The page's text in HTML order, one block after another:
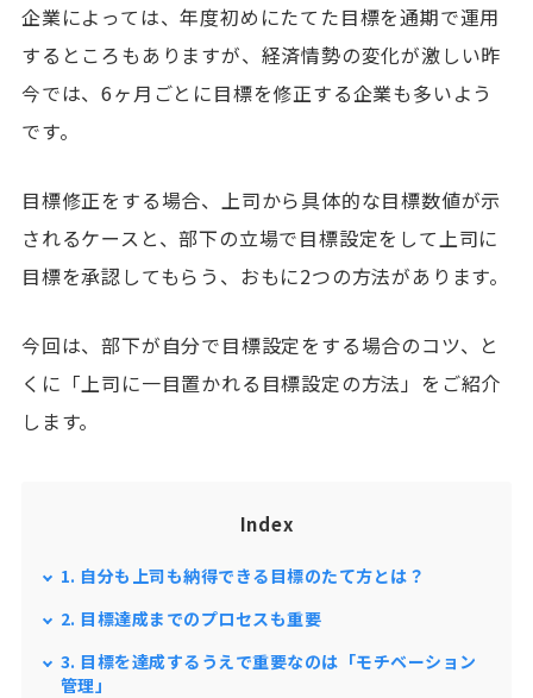
企業によっては、年度初めにたてた目標を通期で運用
するところもありますが、経済情勢の変化が激しい昨
今では、6ヶ月ごとに目標を修正する企業も多いよう
です。
目標修正をする場合、上司から具体的な目標数値が示
されるケースと、部下の立場で目標設定をして上司に
目標を承認してもらう、おもに2つの方法があります。
今回は、部下が自分で目標設定をする場合のコツ、と
くに「上司に一目置かれる目標設定の方法」をご紹介
します。
Index
1. 自分も上司も納得できる目標のたて方とは？
2. 目標達成までのプロセスも重要
3. 目標を達成するうえで重要なのは「モチベーション
管理」